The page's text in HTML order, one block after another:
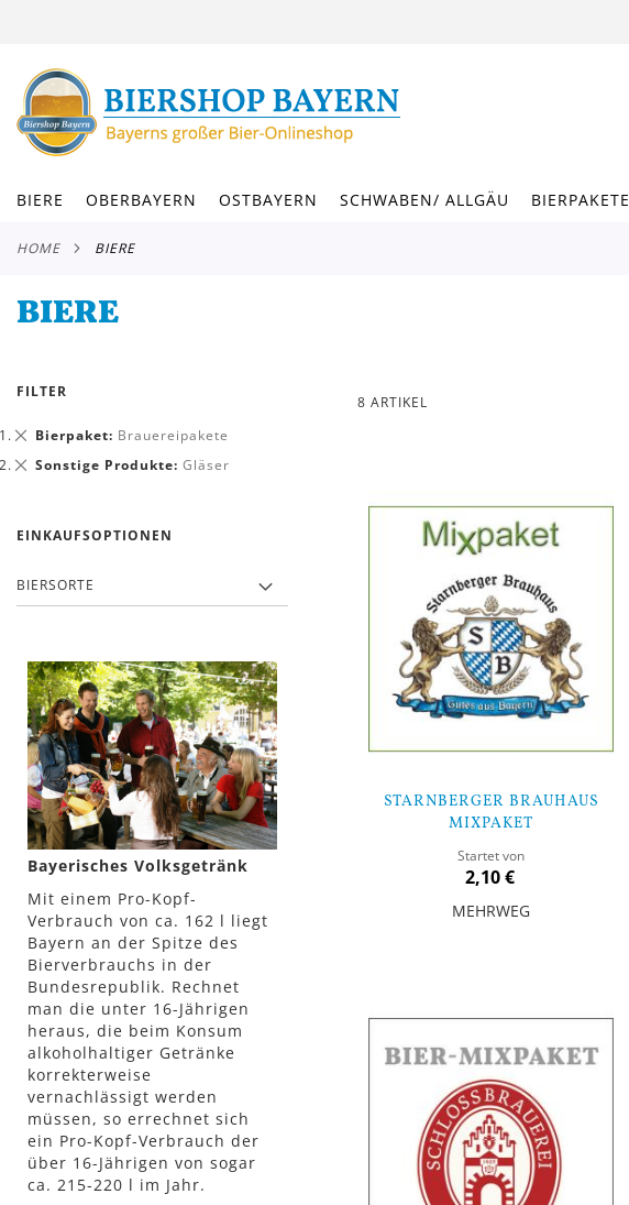
INHALT
BIERE OBERBAYERN OSTBAYERN SCHWABEN/ ALLGÄU BIERPAKETE
HOME BIERE
BIERE
8 ARTIKEL
STARNBERGER BRAUHAUS
MIXPAKET
Startet von
2,10 €
MEHRWEG
FILTER
Bierpaket Brauereipakete
Dies
Sonstige Produkte Gläser
Dies
EINKAUFSOPTIONEN
BIERSORTE
Bayerisches Volksgetränk
Mit einem Pro-Kopf-
Verbrauch von ca. 162 l liegt
Bayern an der Spitze des
Bierverbrauchs in der
Bundesrepublik. Rechnet
man die unter 16-Jährigen
heraus, die beim Konsum
alkoholhaltiger Getränke
korrekterweise
vernachlässigt werden
müssen, so errechnet sich
ein Pro-Kopf-Verbrauch der
über 16-Jährigen von sogar
ca. 215-220 l im Jahr.